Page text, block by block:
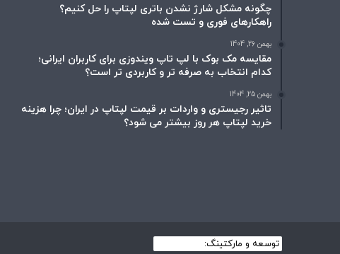
چگونه مشکل شارژ نشدن باتری لپتاپ را حل کنیم؟
راهکارهای فوری و تست شده
بهمن 26, 1404
مقایسه مک بوک با لپ تاپ ویندوزی برای کاربران ایرانی؛
کدام انتخاب به صرفه تر و کاربردی تر است؟
بهمن 25, 1404
تاثیر رجیستری و واردات بر قیمت لپتاپ در ایران؛ چرا هزینه
خرید لپتاپ هر روز بیشتر می شود؟
توسعه و مارکتینگ: